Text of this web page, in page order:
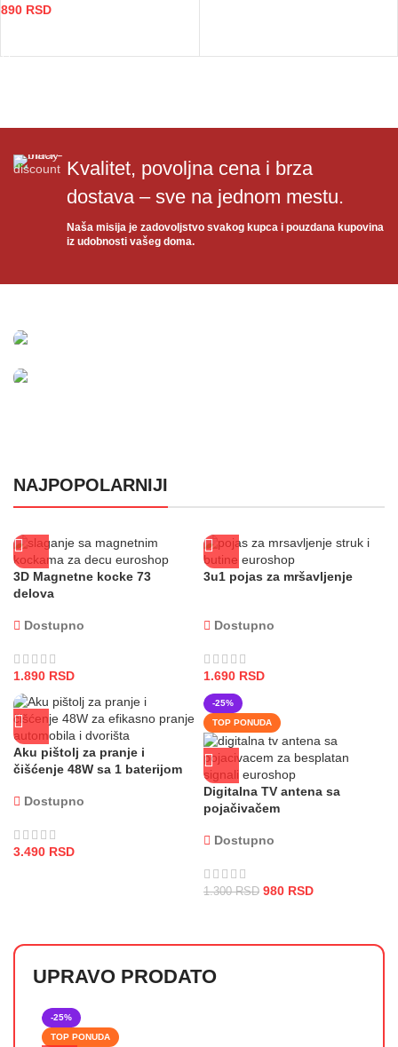
890 RSD
Kvalitet, povoljna cena i brza
dostava – sve na jednom mestu.
Naša misija je zadovoljstvo svakog kupca i pouzdana kupovina
iz udobnosti vašeg doma.
UPRAVO PRODATO
-25%
TOP PONUDA
NAJPOPOLARNIJI
3D Magnetne kocke 73
delova
Dostupno
1.890 RSD
3u1 pojas za mršavljenje
Dostupno
1.690 RSD
Aku pištolj za pranje i
čišćenje 48W sa 1 baterijom
Dostupno
3.490 RSD
-25%
TOP PONUDA
Digitalna TV antena sa
pojačivačem
Dostupno
1.300RSD 980 RSD